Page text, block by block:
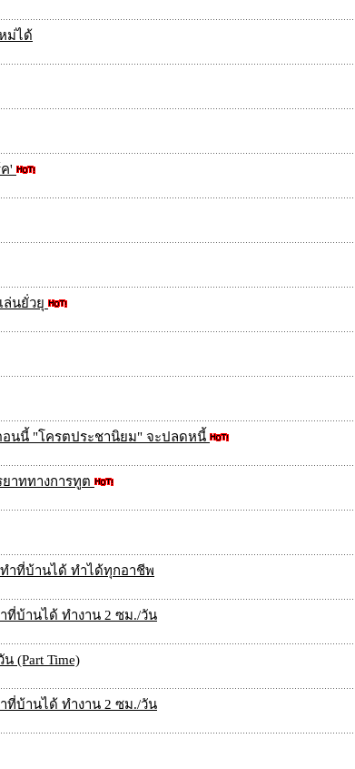
ม่ได้
'
ล่นยั่วยุ
นนี้ "โครตประชานิยม" จะปลดหนี้
าททางการทูต
ำที่บ้านได้ ทำได้ทุกอาชีพ
ำที่บ้านได้ ทำงาน 2 ซม./วัน
(Part Time)
ำที่บ้านได้ ทำงาน 2 ซม./วัน